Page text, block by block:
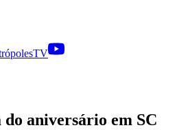
do aniversário em SC